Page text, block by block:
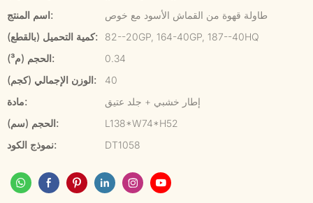
اسم المنتج:
طاولة قهوة من القماش الأسود مع خوص
كمية التحميل (بالقطع):
82--20GP, 164-40GP, 187--40HQ
الحجم (م³):
0.34
الوزن الإجمالي (كجم):
40
مادة:
إطار خشبي + جلد عتيق
الحجم (سم):
L138*W74*H52
نموذج الكود:
DT1058